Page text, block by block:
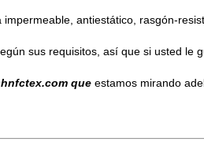
impermeable, antiestático, rasgón-
sus requisitos, así que si usted le
que estamos mirando